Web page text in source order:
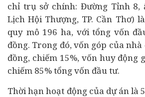
chỉ trụ sở chính: Đường Tỉnh 8,
Lịch Hội Thượng, TP. Cần Thơ)
quy mô 196 ha, với tổng vốn
đồng. Trong đó, vốn góp của
đồng, chiếm 15%, vốn huy động
chiếm 85% tổng vốn đầu tư.
Thời hạn hoạt động của dự án là